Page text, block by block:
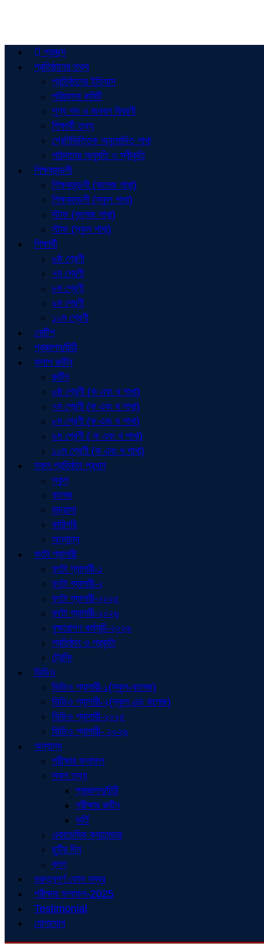
প্রচ্ছদ
প্রতিষ্ঠানের তথ্য
প্রতিষ্ঠানের ইতিহাস
পরিচালনা কমিটি
শূণ্য পদ ও জনবল বিবরণী
শিক্ষার্থী তথ্য
শ্রেণিভিত্তিক অনুমোদিত শাখা
পাঠদানের অনুমতি ও স্বীকৃতি
শিক্ষকমন্ডলী
শিক্ষকমন্ডলী (কলেজ শাখা)
শিক্ষকমন্ডলী (স্কুল শাখা)
স্টাফ (কলেজ শাখা)
স্টাফ (স্কুল শাখা)
শিক্ষার্থী
৬ষ্ঠ শ্রেণী
৭ম শ্রেণী
৮ম শ্রেণী
৯ম শ্রেণী
১০ম শ্রেণী
নোটিশ
প্রজ্ঞাপন/চিঠি
ক্লাশ রুটিন
রুটিন
৬ষ্ঠ শ্রেণী (ক এবং খ শাখা)
৭ম শ্রেণী (ক এবং খ শাখা)
৮ম শ্রেণী (ক এবং খ শাখা)
৯ম শ্রেণী ( ক এবং খ শাখা)
১০ম শ্রেণী (ক এবং খ শাখা)
সকল প্রতিষ্ঠান প্রধান
স্কুল
কলেজ
মাদ্রাসা
কারিগরি
অন্যান্য
ফটো গ্যালারী
ফটো গ্যালারী-১
ফটো গ্যালারী-২
ফটো গ্যালারী-২০২৫
ফটো গ্যালারী-২০২৬
বৃক্ষরোপণ কর্মসূচি-২০২৬
প্রতিষ্ঠান ও প্রকৃতি
ট্রেনিং
ভিডিও
ভিডিও গ্যালারী-১(স্কুল-কলেজ)
ভিডিও গ্যালারী-২(স্কুল এন্ড কলেজ)
ভিডিও গ্যালারী-২০২৫
ভিডিও গ্যালারী- ২০২৬
অন্যান্য
পরীক্ষার ফলাফল
সকল তথ্য
প্রজ্ঞাপন/চিঠি
পরীক্ষার রুটিন
ভর্তি
একাডেমিক ক্যালেন্ডার
ছুটির দিন
ব্লগ
গুরুত্বপূর্ণ ফোন নম্বর
পরীক্ষার ফলাফল-2025
Testimonial
যোগাযোগ